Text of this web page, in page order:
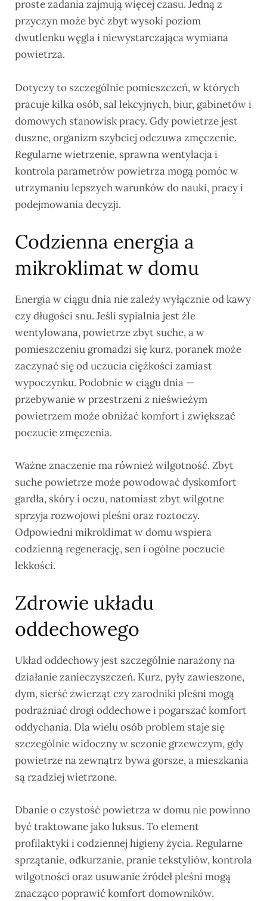
proste zadania zajmują więcej czasu. Jedną z
przyczyn może być zbyt wysoki poziom
dwutlenku węgla i niewystarczająca wymiana
powietrza.
Dotyczy to szczególnie pomieszczeń, w których
pracuje kilka osób, sal lekcyjnych, biur, gabinetów i
domowych stanowisk pracy. Gdy powietrze jest
duszne, organizm szybciej odczuwa zmęczenie.
Regularne wietrzenie, sprawna wentylacja i
kontrola parametrów powietrza mogą pomóc w
utrzymaniu lepszych warunków do nauki, pracy i
podejmowania decyzji.
Codzienna energia a
mikroklimat w domu
Energia w ciągu dnia nie zależy wyłącznie od kawy
czy długości snu. Jeśli sypialnia jest źle
wentylowana, powietrze zbyt suche, a w
pomieszczeniu gromadzi się kurz, poranek może
zaczynać się od uczucia ciężkości zamiast
wypoczynku. Podobnie w ciągu dnia —
przebywanie w przestrzeni z nieświeżym
powietrzem może obniżać komfort i zwiększać
poczucie zmęczenia.
Ważne znaczenie ma również wilgotność. Zbyt
suche powietrze może powodować dyskomfort
gardła, skóry i oczu, natomiast zbyt wilgotne
sprzyja rozwojowi pleśni oraz roztoczy.
Odpowiedni mikroklimat w domu wspiera
codzienną regenerację, sen i ogólne poczucie
lekkości.
Zdrowie układu
oddechowego
Układ oddechowy jest szczególnie narażony na
działanie zanieczyszczeń. Kurz, pyły zawieszone,
dym, sierść zwierząt czy zarodniki pleśni mogą
podrażniać drogi oddechowe i pogarszać komfort
oddychania. Dla wielu osób problem staje się
szczególnie widoczny w sezonie grzewczym, gdy
powietrze na zewnątrz bywa gorsze, a mieszkania
są rzadziej wietrzone.
Dbanie o czystość powietrza w domu nie powinno
być traktowane jako luksus. To element
profilaktyki i codziennej higieny życia. Regularne
sprzątanie, odkurzanie, pranie tekstyliów, kontrola
wilgotności oraz usuwanie źródeł pleśni mogą
znacząco poprawić komfort domowników.